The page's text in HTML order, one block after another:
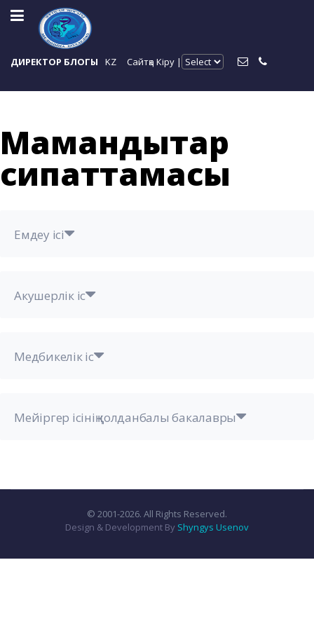
ДИРЕКТОР БЛОГЫ KZ Сайтқа Кіру |
Мамандықтар
сипаттамасы
Емдеу ісі
Акушерлік іс
Медбикелік іс
Мейіргер ісінің қолданбалы бакалавры
© 2001-2026. All Rights Reserved.
Design & Development By Shyngys Usenov